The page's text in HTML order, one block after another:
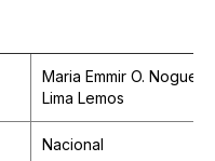
Maria Emmir O.
Lima Lemos
Nacional